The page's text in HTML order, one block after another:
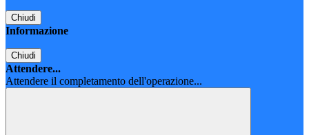
Chiudi
Informazione
Chiudi
Attendere...
Attendere il completamento dell'operazione...